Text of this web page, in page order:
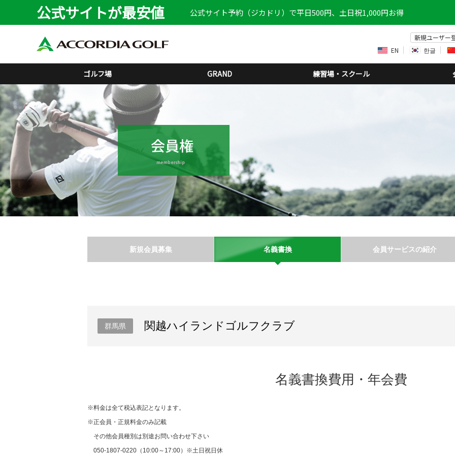
公式サイトが最安値 公式サイト予約（ジカドリ）で平日500円、土日祝1,000円お得
新規ユーザー
EN
한글
ゴルフ場 GRAND 練習場・スクール
新規会員募集 名義書換 会員サービスの紹介
群馬県 関越ハイランドゴルフクラブ
名義書換費用・年会費
※料金は全て税込表記となります。
※正会員・正規料金のみ記載
その他会員種別は別途お問い合わせ下さい
050-1807-0220（10:00～17:00）※土日祝日休